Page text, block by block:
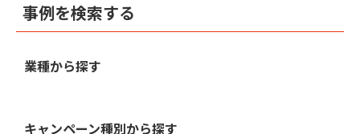
事例を検索する
業種から探す
キャンペーン種別から探す